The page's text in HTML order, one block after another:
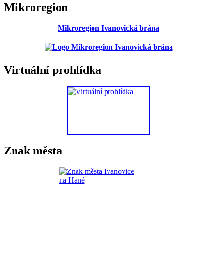
Mikroregion
Mikroregion Ivanovická brána
Virtuální prohlídka
Znak města